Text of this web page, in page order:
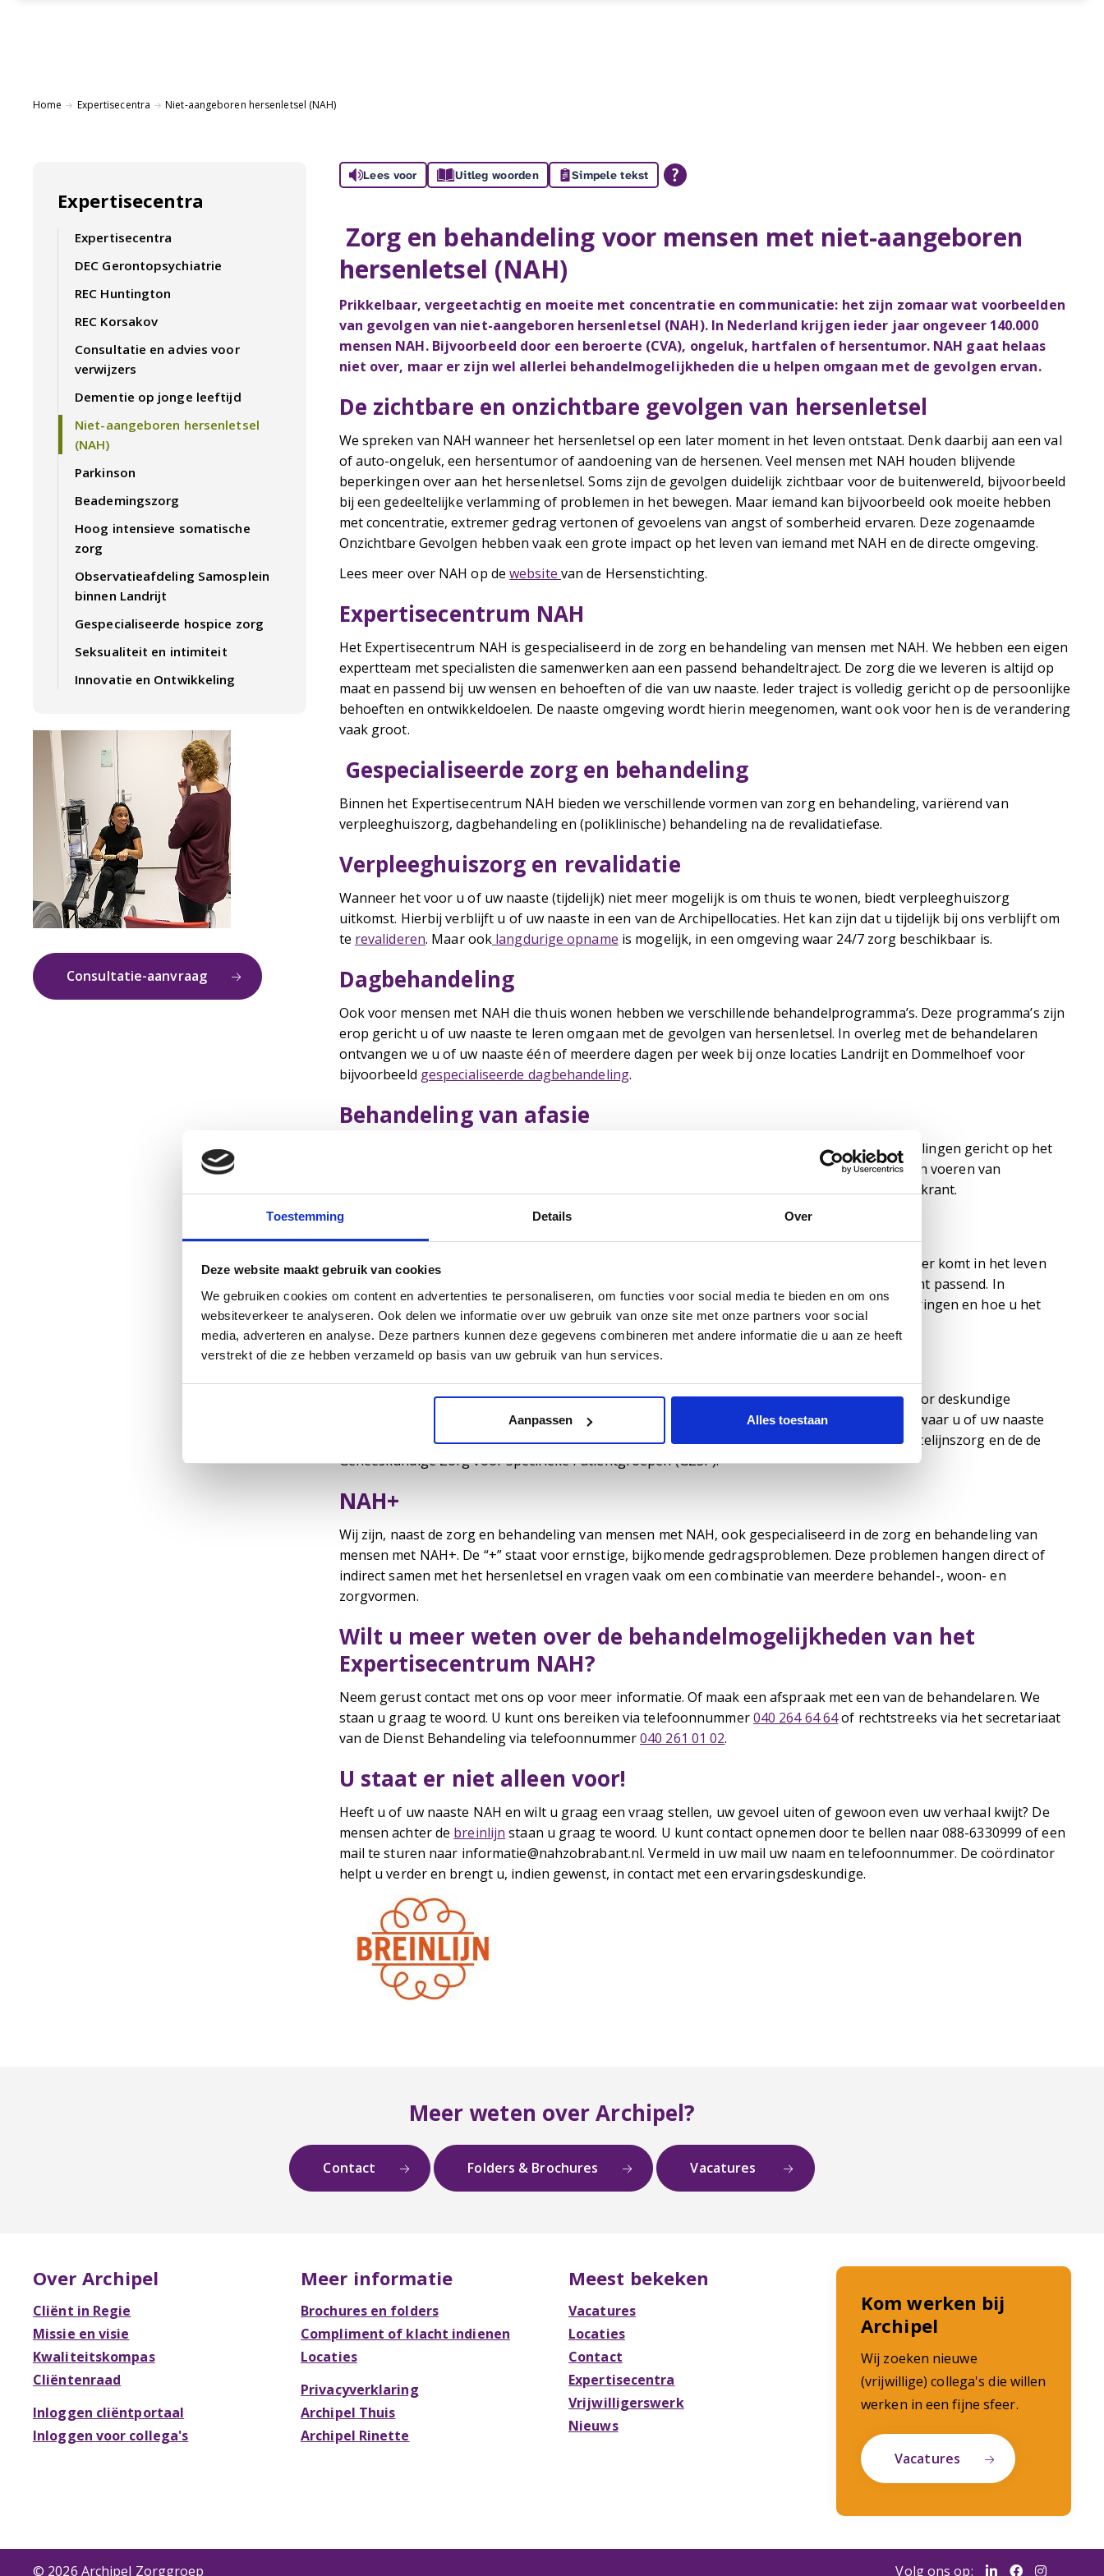
Toestemming Details Over
Deze website maakt gebruik van cookies
We gebruiken cookies om content en advertenties te personaliseren, om functies voor social media te bieden en om ons
websiteverkeer te analyseren. Ook delen we informatie over uw gebruik van onze site met onze partners voor social
media, adverteren en analyse. Deze partners kunnen deze gegevens combineren met andere informatie die u aan ze heeft
verstrekt of die ze hebben verzameld op basis van uw gebruik van hun services.
Aanpassen Alles toestaan
Home Expertisecentra Niet-aangeboren hersenletsel (NAH)
Expertisecentra
Expertisecentra
DEC Gerontopsychiatrie
REC Huntington
REC Korsakov
Consultatie en advies voor
verwijzers
Dementie op jonge leeftijd
Niet-aangeboren hersenletsel
(NAH)
Parkinson
Beademingszorg
Hoog intensieve somatische
zorg
Observatieafdeling Samosplein
binnen Landrijt
Gespecialiseerde hospice zorg
Seksualiteit en intimiteit
Innovatie en Ontwikkeling
Consultatie-aanvraag
Lees voor Uitleg woorden Simpele tekst
Zorg en behandeling voor mensen met niet-aangeboren
hersenletsel (NAH)
Prikkelbaar, vergeetachtig en moeite met concentratie en communicatie: het zijn zomaar wat voorbeelden
van gevolgen van niet-aangeboren hersenletsel (NAH). In Nederland krijgen ieder jaar ongeveer 140.000
mensen NAH. Bijvoorbeeld door een beroerte (CVA), ongeluk, hartfalen of hersentumor. NAH gaat helaas
niet over, maar er zijn wel allerlei behandelmogelijkheden die u helpen omgaan met de gevolgen ervan.
De zichtbare en onzichtbare gevolgen van hersenletsel
We spreken van NAH wanneer het hersenletsel op een later moment in het leven ontstaat. Denk daarbij aan een val
of auto-ongeluk, een hersentumor of aandoening van de hersenen. Veel mensen met NAH houden blijvende
beperkingen over aan het hersenletsel. Soms zijn de gevolgen duidelijk zichtbaar voor de buitenwereld, bijvoorbeeld
bij een gedeeltelijke verlamming of problemen in het bewegen. Maar iemand kan bijvoorbeeld ook moeite hebben
met concentratie, extremer gedrag vertonen of gevoelens van angst of somberheid ervaren. Deze zogenaamde
Onzichtbare Gevolgen hebben vaak een grote impact op het leven van iemand met NAH en de directe omgeving.
Lees meer over NAH op dewebsite van de Hersenstichting.
Expertisecentrum NAH
Het Expertisecentrum NAH is gespecialiseerd in de zorg en behandeling van mensen met NAH. We hebben een eigen
expertteam met specialisten die samenwerken aan een passend behandeltraject. De zorg die we leveren is altijd op
maat en passend bij uw wensen en behoeften of die van uw naaste. Ieder traject is volledig gericht op de persoonlijke
behoeften en ontwikkeldoelen. De naaste omgeving wordt hierin meegenomen, want ook voor hen is de verandering
vaak groot.
Gespecialiseerde zorg en behandeling
Binnen het Expertisecentrum NAH bieden we verschillende vormen van zorg en behandeling, variërend van
verpleeghuiszorg, dagbehandeling en (poliklinische) behandeling na de revalidatiefase.
Verpleeghuiszorg en revalidatie
Wanneer het voor u of uw naaste (tijdelijk) niet meer mogelijk is om thuis te wonen, biedt verpleeghuiszorg
uitkomst. Hierbij verblijft u of uw naaste in een van de Archipellocaties. Het kan zijn dat u tijdelijk bij ons verblijft om
te revalideren. Maar ook langdurige opname is mogelijk, in een omgeving waar 24/7 zorg beschikbaar is.
Dagbehandeling
Ook voor mensen met NAH die thuis wonen hebben we verschillende behandelprogramma’s. Deze programma’s zijn
erop gericht u of uw naaste te leren omgaan met de gevolgen van hersenletsel. In overleg met de behandelaren
ontvangen we u of uw naaste één of meerdere dagen per week bij onze locaties Landrijt en Dommelhoef voor
bijvoorbeeld gespecialiseerde dagbehandeling.
Behandeling van afasie
. Hier organiseren we groepsbehandelingen gericht op het
verbeteren van de communicatie in het dagelijks leven. Denk hierbij bijvoorbeeld aan het leren voeren van
gesprekken, opnieuw leren te e-mailen of berichten te sturen of het begrijpend lezen van de krant.
Behandelprogramma Hersenz
Ervaart u of uw naaste problemen na de revalidatiefase, waardoor u voor uw gevoel niet verder komt in het leven
met niet-aangeboren hersenletsel? Dan is het landelijke behandelprogramma Hersenz wellicht passend. In
verschillende modules leert u, samen met de omgeving, om te gaan met de blijvende veranderingen en hoe u het
leven met hersenletsel (opnieuw) kunt vormgeven.
Individuele behandeling
Wij bieden individuele behandeling, gericht op de gevolgen van NAH. Deze wordt verzorgd door deskundige
behandelaren gespecialiseerd in hersenletsel. Samen werken we aan de (diverse) problemen waar u of uw naaste
met NAH tegenaan loopt. De behandeling wordt (contractafhankelijk) vergoed vanuit de Eerstelijnszorg en de de
Geneeskundige Zorg voor Specifieke Patiëntgroepen (GZSP).
NAH+
Wij zijn, naast de zorg en behandeling van mensen met NAH, ook gespecialiseerd in de zorg en behandeling van
mensen met NAH+. De “+” staat voor ernstige, bijkomende gedragsproblemen. Deze problemen hangen direct of
indirect samen met het hersenletsel en vragen vaak om een combinatie van meerdere behandel-, woon- en
zorgvormen.
Wilt u meer weten over de behandelmogelijkheden van het
Expertisecentrum NAH?
Neem gerust contact met ons op voor meer informatie. Of maak een afspraak met een van de behandelaren. We
staan u graag te woord. U kunt ons bereiken via telefoonnummer040 264 64 64of rechtstreeks via het secretariaat
van de Dienst Behandeling via telefoonnummer040 261 01 02.
U staat er niet alleen voor!
Heeft u of uw naaste NAH en wilt u graag een vraag stellen, uw gevoel uiten of gewoon even uw verhaal kwijt? De
mensen achter de breinlijn staan u graag te woord. U kunt contact opnemen door te bellen naar 088-6330999 of een
mail te sturen naar informatie@nahzobrabant.nl. Vermeld in uw mail uw naam en telefoonnummer. De coördinator
helpt u verder en brengt u, indien gewenst, in contact met een ervaringsdeskundige.
Meer weten over Archipel?
Contact Folders & Brochures Vacatures
Over Archipel
Cliënt in Regie
Missie en visie
Kwaliteitskompas
Cliëntenraad
Inloggen cliëntportaal
Inloggen voor collega's
Meer informatie
Brochures en folders
Compliment of klacht indienen
Locaties
Privacyverklaring
Archipel Thuis
Archipel Rinette
Meest bekeken
Vacatures
Locaties
Contact
Expertisecentra
Vrijwilligerswerk
Nieuws
Kom werken bij
Archipel
Wij zoeken nieuwe
(vrijwillige) collega's die willen
werken in een fijne sfeer.
Vacatures
© 2026 Archipel Zorggroep Volg ons op: